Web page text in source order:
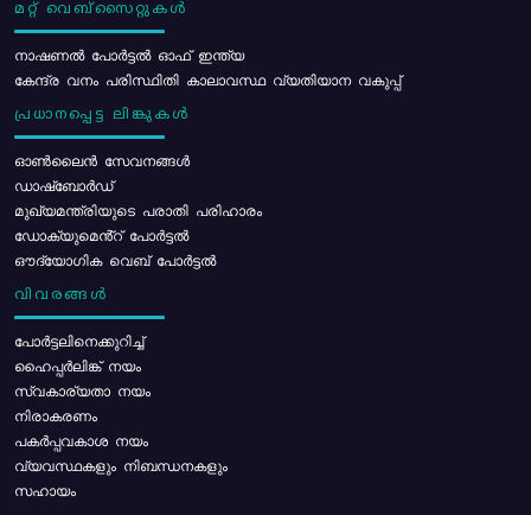
മറ്റ് വെബ്സൈറ്റുകൾ
നാഷണൽ പോർട്ടൽ ഓഫ് ഇന്ത്യ
കേന്ദ്ര വനം പരിസ്ഥിതി കാലാവസ്ഥ വ്യതിയാന വകുപ്പ്
പ്രധാനപ്പെട്ട ലിങ്കുകൾ
ഓൺലൈൻ സേവനങ്ങൾ
ഡാഷ്ബോർഡ്
മുഖ്യമന്ത്രിയുടെ പരാതി പരിഹാരം
ഡോക്യുമെൻ്റ് പോർട്ടൽ
ഔദ്യോഗിക വെബ് പോർട്ടൽ
വിവരങ്ങൾ
പോര്‍ട്ടലിനെക്കുറിച്ച്
ഹൈപ്പർലിങ്ക് നയം
സ്വകാര്യതാ നയം
നിരാകരണം
പകർപ്പവകാശ നയം
വ്യവസ്ഥകളും നിബന്ധനകളും
സഹായം